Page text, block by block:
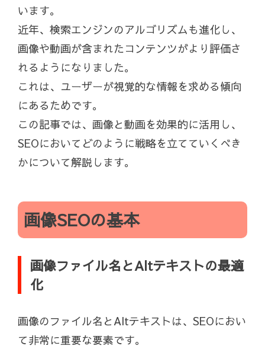
います。
近年、検索エンジンのアルゴリズムも進化し、
画像や動画が含まれたコンテンツがより評価さ
れるようになりました。
これは、ユーザーが視覚的な情報を求める傾向
にあるためです。
この記事では、画像と動画を効果的に活用し、
SEOにおいてどのように戦略を立てていくべき
かについて解説します。
画像SEOの基本
画像ファイル名とAltテキストの最適
化
画像のファイル名とAltテキストは、SEOにおい
て非常に重要な要素です。